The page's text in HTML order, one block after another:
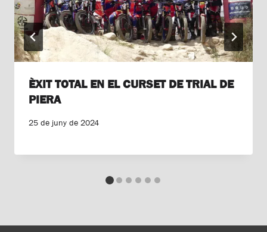
ÈXIT TOTAL EN EL CURSET DE TRIAL DE
PIERA
25 de juny de 2024